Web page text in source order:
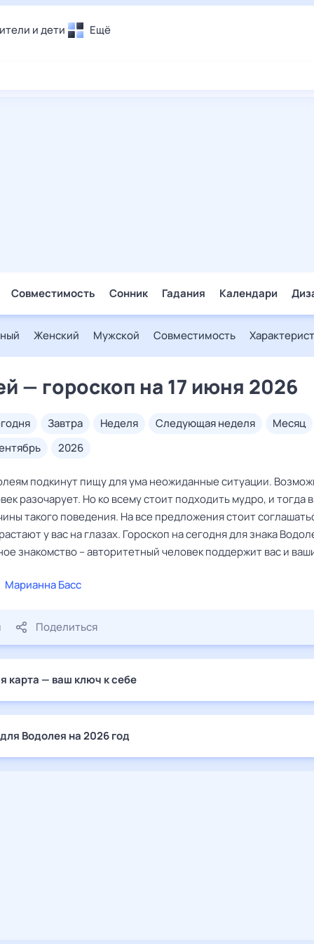
и дети Ещё
Совместимость Сонник Гадания Календари
Женский Мужской Совместимость
— гороскоп на 17 июня 2026
завтра неделя следующая неделя
месяц
2026
подкинут пищу для ума неожиданные ситуации.
разочарует. Но ко всему стоит подходить мудро, и тогда
такого поведения. На все предложения стоит
у вас на глазах. Гороскоп на сегодня для знака
знакомство – авторитетный человек поддержит вас и
Марианна Басс
Поделиться
карта — ваш ключ к себе
Водолея на 2026 год